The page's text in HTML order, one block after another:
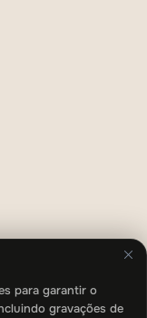
para garantir o
gravações de